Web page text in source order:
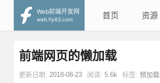
Web前端开发网
web.fly63.com
首页 资源
前端网页的懒加载
更新日期: 2018-08-23 阅读: 5.6k 标签: 预加载